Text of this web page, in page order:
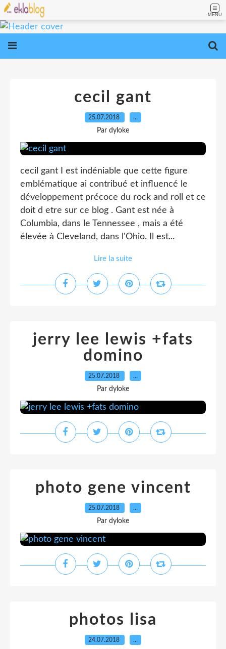
MENU
cecil gant
25.07.2018 …
Par dyloke
cecil gant I est indéniable que cette figure
emblématique ai contribué et influencé le
développement précoce du rock and roll et ce
doit d etre sur ce blog . Gant est née à
Columbia, dans le Tennessee , mais a été
élevée à Cleveland, dans l'Ohio. Il est...
Lire la suite
jerry lee lewis +fats
domino
25.07.2018 …
Par dyloke
photo gene vincent
25.07.2018 …
Par dyloke
photos lisa
24.07.2018 …